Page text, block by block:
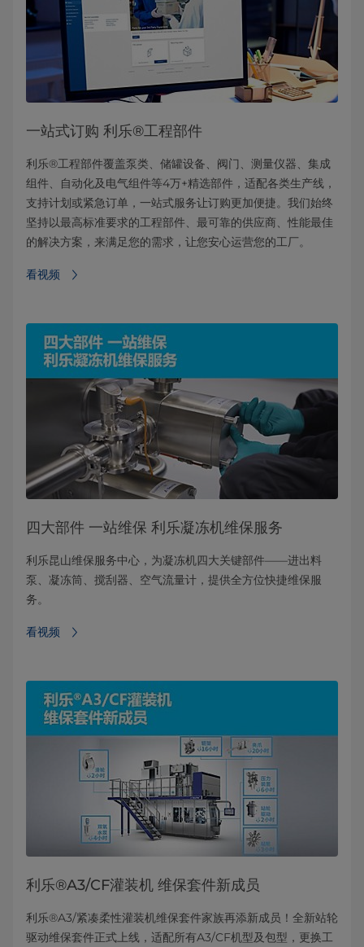
一站式订购 利乐®工程部件
利乐®工程部件覆盖泵类、储罐设备、阀门、测量仪器、集成
组件、自动化及电气组件等4万+精选部件，适配各类生产线，
支持计划或紧急订单，一站式服务让订购更加便捷。我们始终
坚持以最高标准要求的工程部件、最可靠的供应商、性能最佳
的解决方案，来满足您的需求，让您安心运营您的工厂。
看视频
四大部件 一站维保 利乐凝冻机维保服务
利乐昆山维保服务中心，为凝冻机四大关键部件——进出料
泵、凝冻筒、搅刮器、空气流量计，提供全方位快捷维保服
务。
看视频
利乐®A3/CF灌装机 维保套件新成员
利乐®A3/紧凑柔性灌装机维保套件家族再添新成员！全新站轮
驱动维保套件正式上线，适配所有A3/CF机型及包型，更换工